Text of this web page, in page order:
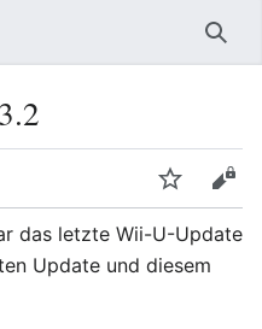
das letzte Wii-U-Update
Update und diesem